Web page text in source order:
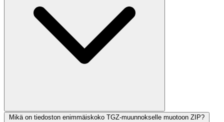
Mikä on tiedoston enimmäiskoko TGZ-muunnokselle muotoon ZIP?